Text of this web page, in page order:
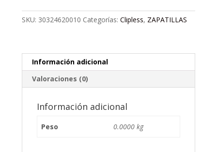
SHIMANO
SKU: 30324620010 Categorías: Clipless, ZAPATILLAS
Información adicional
Valoraciones (0)
Información adicional
Peso 0.0000 kg